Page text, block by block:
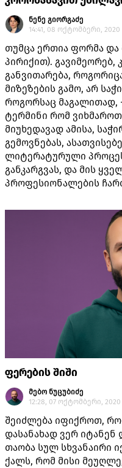
ნენე გიორგაძე
14:41, 08 ოქტომბერი, 2020
თუმცა ერთია ფორმა და
პირიქით).
განვითარება,
მიზეზების გამო, არ
როგორსაც მაგალითად,
ტერმინი რომ
მიუხედავად ამისა,
გემოვნებას,
ლიტერატურული
განკარგვას, და მის
პროფესიონალების
ფერების შიში
მებო ნუცუბიძე
12:28, 07 ოქტომბერი, 2020
შეიძლება იფიქროთ,
დასანახად ვერ იტანენ
თაობა სულ სხვანაირი
ქალს, რომ მისი